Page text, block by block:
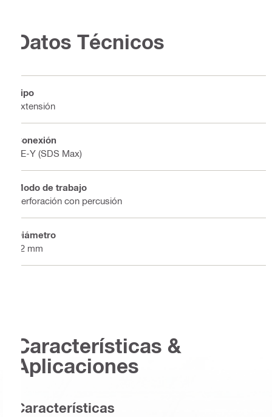
Datos Técnicos
Tipo
Extensión
Conexión
TE-Y (SDS Max)
Modo de trabajo
Perforación con percusión
Diámetro
32 mm
Características &
Aplicaciones
Características